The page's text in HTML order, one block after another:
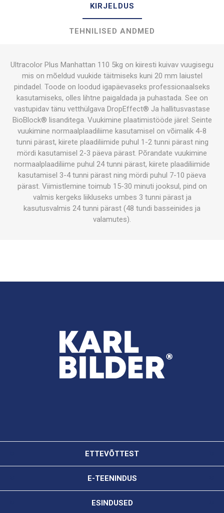
KIRJELDUS
TEHNILISED ANDMED
Ultracolor Plus Manhattan 110 5kg on kiiresti kuivav vuugisegu
mis on mõeldud vuukide täitmiseks kuni 20 mm laiustel
pindadel. Toode on loodud igapäevaseks professionaalseks
kasutamiseks, olles lihtne paigaldada ja puhastada. See on
vastupidav tänu vetthülgava DropEffect® Ja hallitusvastase
BioBlock® lisanditega. Vuukimine plaatimistööde järel: Seinte
vuukimine normaalplaadiliime kasutamisel on võimalik 4-8
tunni pärast, kiirete plaadiliimide puhul 1-2 tunni pärast ning
mördi kasutamisel 2-3 päeva pärast. Põrandate vuukimine
normaalplaadiliime puhul 24 tunni pärast, kiirete plaadiliimide
kasutamisel 3-4 tunni pärast ning mördi puhul 7-10 päeva
pärast. Viimistlemine toimub 15-30 minuti jooksul, pind on
valmis kergeks liikluseks umbes 3 tunni pärast ja
kasutusvalmis 24 tunni pärast (48 tundi basseinides ja
valamutes).
ETTEVÕTTEST
E-TEENINDUS
ESINDUSED